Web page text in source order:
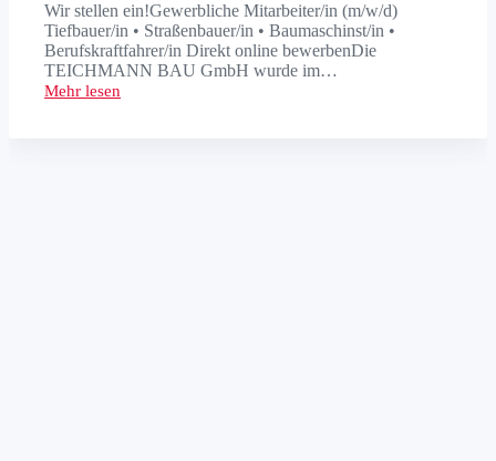
Wir stellen ein!Gewerbliche Mitarbeiter/in (m/w/d)
Tiefbauer/in • Straßenbauer/in • Baumaschinst/in •
Berufskraftfahrer/in Direkt online bewerbenDie
TEICHMANN BAU GmbH wurde im…
Mehr lesen